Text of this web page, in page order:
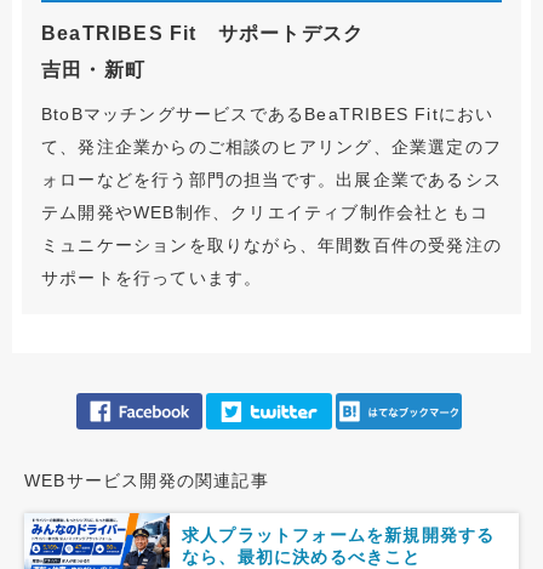
BeaTRIBES Fit サポートデスク
吉田・新町
BtoBマッチングサービスであるBeaTRIBES Fitにおい
て、発注企業からのご相談のヒアリング、企業選定のフ
ォローなどを行う部門の担当です。出展企業であるシス
テム開発やWEB制作、クリエイティブ制作会社ともコ
ミュニケーションを取りながら、年間数百件の受発注の
サポートを行っています。
WEBサービス開発の関連記事
求人プラットフォームを新規開発する
なら、最初に決めるべきこと